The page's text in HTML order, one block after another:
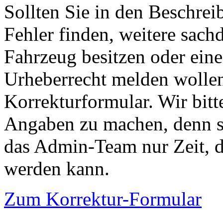
Sollten Sie in den
Fehler finden, weitere
Fahrzeug besitzen oder
Urheberrecht melden
Korrekturformular. Wir
Angaben zu machen,
das Admin-Team nur Zeit,
werden kann.
Zum Korrektur-Formular